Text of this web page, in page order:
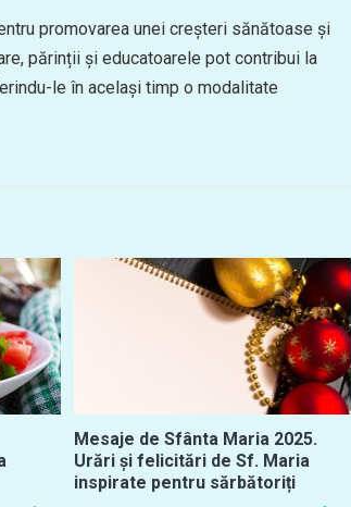
promovarea unei creșteri sănătoase și
părinții și educatoarele pot contribui la
le în același timp o modalitate
Mesaje de Sfânta Maria 2025.
Urări și felicitări de Sf. Maria
inspirate pentru sărbătoriți